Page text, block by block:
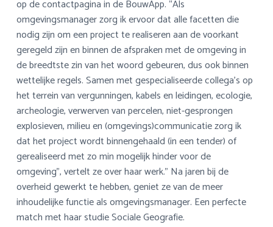
op de contactpagina in de BouwApp. “Als
omgevingsmanager zorg ik ervoor dat alle facetten die
nodig zijn om een project te realiseren aan de voorkant
geregeld zijn en binnen de afspraken met de omgeving in
de breedtste zin van het woord gebeuren, dus ook binnen
wettelijke regels. Samen met gespecialiseerde collega’s op
het terrein van vergunningen, kabels en leidingen, ecologie,
archeologie, verwerven van percelen, niet-gesprongen
explosieven, milieu en (omgevings)communicatie zorg ik
dat het project wordt binnengehaald (in een tender) of
gerealiseerd met zo min mogelijk hinder voor de
omgeving”, vertelt ze over haar werk.” Na jaren bij de
overheid gewerkt te hebben, geniet ze van de meer
inhoudelijke functie als omgevingsmanager. Een perfecte
match met haar studie Sociale Geografie.